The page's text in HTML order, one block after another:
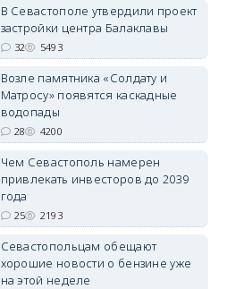
В Севастополе утвердили проект
застройки центра Балаклавы
32 5493
Возле памятника «Солдату и
Матросу» появятся каскадные
водопады
28 4200
Чем Севастополь намерен
привлекать инвесторов до 2039
года
25 2193
Севастопольцам обещают
хорошие новости о бензине уже
на этой неделе